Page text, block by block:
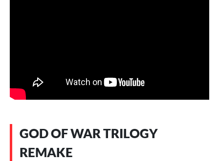
GOD OF WAR TRILOGY
REMAKE